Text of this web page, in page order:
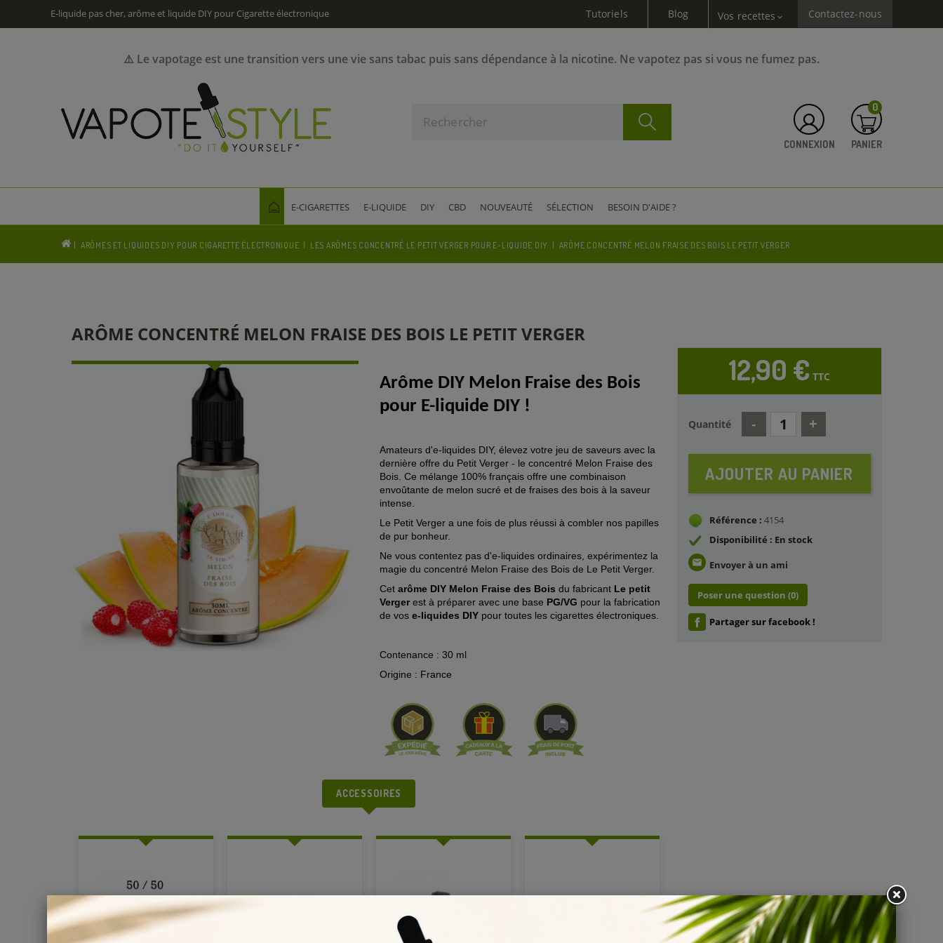
E-liquide pas cher, arôme et liquide DIY pour Cigarette électronique Tutoriels Blog Vos recettes expand_more Contactez-nous
⚠️ Le vapotage est une transition vers une vie sans tabac puis sans dépendance à la nicotine. Ne vapotez pas si vous ne fumez pas.
CONNEXION PANIER
0
E-CIGARETTES E-LIQUIDE DIY CBD NOUVEAUTÉ SÉLECTION BESOIN D'AIDE ?
ARÔMES ET LIQUIDES DIY POUR CIGARETTE ÉLECTRONIQUE LES ARÔMES CONCENTRÉ LE PETIT VERGER POUR E-LIQUIDE DIY ARÔME CONCENTRÉ MELON FRAISE DES BOIS LE PETIT VERGER
ARÔME CONCENTRÉ MELON FRAISE DES BOIS LE PETIT VERGER
Arôme DIY Melon Fraise des Bois
pour E-liquide DIY !
Amateurs d'e-liquides DIY, élevez votre jeu de saveurs avec la
dernière offre du Petit Verger - le concentré Melon Fraise des
Bois. Ce mélange 100% français offre une combinaison
envoûtante de melon sucré et de fraises des bois à la saveur
intense.
Le Petit Verger a une fois de plus réussi à combler nos papilles
de pur bonheur.
Ne vous contentez pas d'e-liquides ordinaires, expérimentez la
magie du concentré Melon Fraise des Bois de Le Petit Verger.
Cet arôme DIY Melon Fraise des Bois du fabricant Le petit
Verger est à préparer avec une base PG/VG pour la fabrication
de vos e-liquides DIYpour toutes les cigarettes électroniques.
Contenance : 30 ml
Origine : France
ACCESSOIRES
12,90 € TTC
Quantité
AJOUTER AU PANIER
Référence : 4154
Disponibilité : En stock
email Envoyer à un ami
Poser une question (0)
Partager sur facebook !